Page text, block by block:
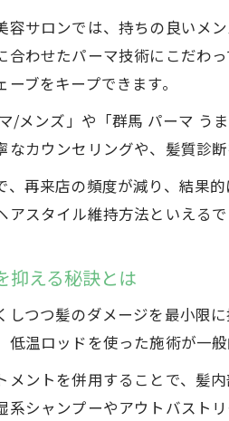
容サロンでは、持ちの良いメ
合わせたパーマ技術にこだわ
ブをキープできます。
/メンズ」や「群馬 パーマ う
なカウンセリングや、髪質診
、再来店の頻度が減り、結果
アスタイル維持方法といえるで
抑える秘訣とは
しつつ髪のダメージを最小限
低温ロッドを使った施術が一般
メントを併用することで、髪
系シャンプーやアウトバスト